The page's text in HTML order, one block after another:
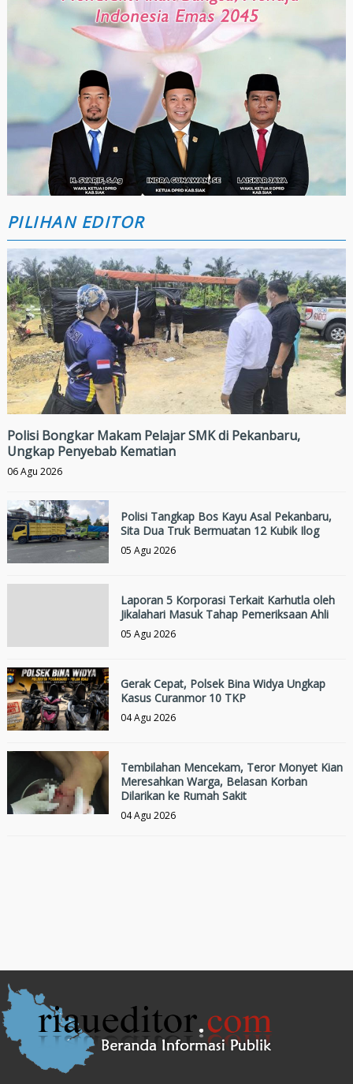
PILIHAN EDITOR
Polisi Bongkar Makam Pelajar SMK di Pekanbaru,
Ungkap Penyebab Kematian
06 Agu 2026
Polisi Tangkap Bos Kayu Asal Pekanbaru,
Sita Dua Truk Bermuatan 12 Kubik Ilog
05 Agu 2026
Laporan 5 Korporasi Terkait Karhutla oleh
Jikalahari Masuk Tahap Pemeriksaan Ahli
05 Agu 2026
Gerak Cepat, Polsek Bina Widya Ungkap
Kasus Curanmor 10 TKP
04 Agu 2026
Tembilahan Mencekam, Teror Monyet Kian
Meresahkan Warga, Belasan Korban
Dilarikan ke Rumah Sakit
04 Agu 2026